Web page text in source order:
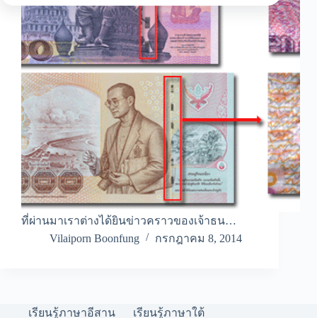
ที่ผ่านมาเราต่างได้ยินข่าวคราวของเจ้าธน…
Vilaiporn Boonfung
กรกฎาคม 8, 2014
เรียนรู้ภาษาอีสาน เรียนรู้ภาษาใต้